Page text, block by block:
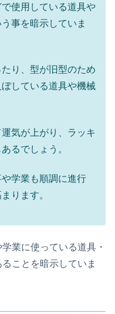
使用している道具や
事を暗示していま
り、型が旧型のため
している道具や機械
気が上がり、ラッキ
るでしょう。
学業も順調に進行
ります。
業に使っている道具・
ことを暗示していま